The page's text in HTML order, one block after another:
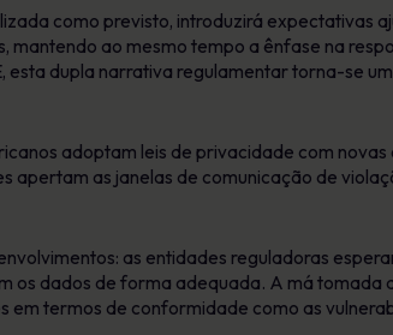
como previsto, introduzirá expectativas
mantendo ao mesmo tempo a ênfase na
esta dupla narrativa regulamentar torna-se
adoptam leis de privacidade com
apertam as janelas de comunicação de
as entidades reguladoras
os dados de forma adequada. A má tomada
em termos de conformidade como as